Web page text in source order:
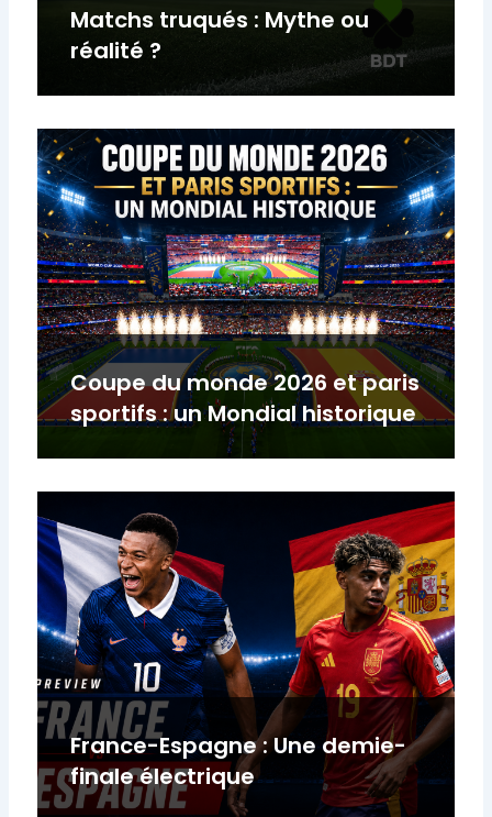
Matchs truqués : Mythe ou
réalité ?
Coupe du monde 2026 et paris
sportifs : un Mondial historique
France-Espagne : Une demie-
finale électrique